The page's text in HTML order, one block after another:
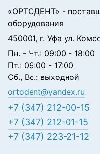
«ОРТОДЕНТ» -
оборудования
450001, г. Уфа ул.
Пн. - Чт.: 09:00 - 18:00
Пт.: 09:00 - 17:00
Сб., Вс.: выходной
ortodent@yandex.ru
+7 (347) 212-00-15
+7 (347) 212-01-15
+7 (347) 223-21-12